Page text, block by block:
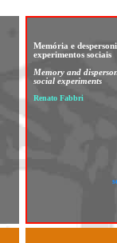
Memória e
experimentos sociais
Memory and
social experiments
Renato Fabbri